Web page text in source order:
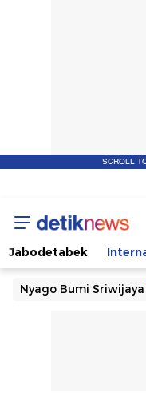
SCROLL
Jabodetabek
Nyago Bumi Sriwijaya